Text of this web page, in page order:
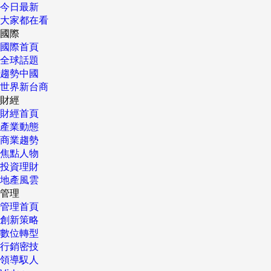
今日最新
大家都在看
國際
國際首頁
全球話題
趨勢中國
世界新台商
財經
財經首頁
產業動態
商業趨勢
焦點人物
投資理財
地產風雲
管理
管理首頁
創新策略
數位轉型
行銷密技
領導馭人